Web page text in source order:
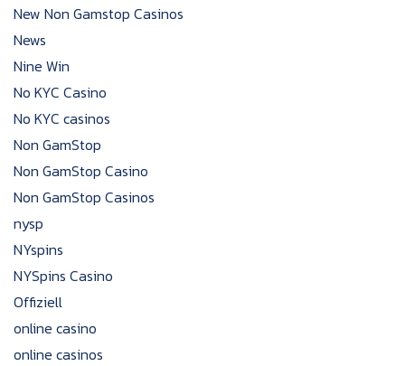
New Non Gamstop Casinos
News
Nine Win
No KYC Casino
No KYC casinos
Non GamStop
Non GamStop Casino
Non GamStop Casinos
nysp
NYspins
NYSpins Casino
Offiziell
online casino
online casinos